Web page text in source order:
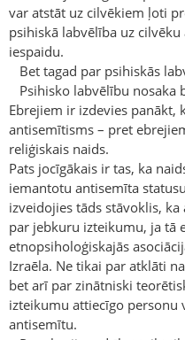
var atstāt uz cilvēkiem ļoti
psihiskā labvēlība uz
iespaidu.
Bet tagad par psihiskās
Psihisko labvēlību nosaka
Ebrejiem ir izdevies panākt,
antisemītisms – pret
reliģiskais naids.
Pats jocīgākais ir tas, ka
iemantotu antisemīta
izveidojies tāds stāvoklis,
par jebkuru izteikumu, ja tā
etnopsiholoģiskajās
Izraēla. Ne tikai par atklāti
bet arī par zinātniski
izteikumu attiecīgo personu
antisemītu.